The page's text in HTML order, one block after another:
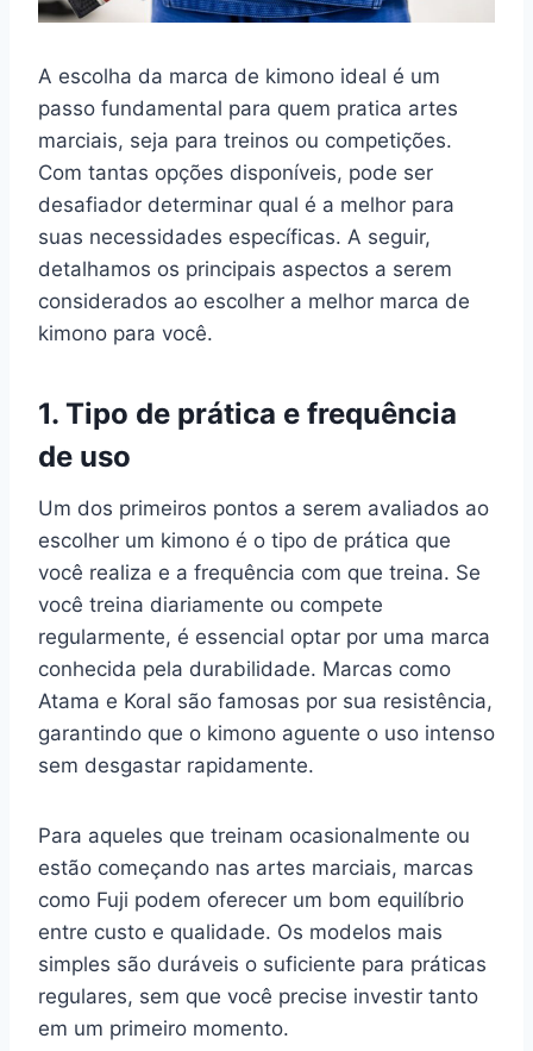
A escolha da marca de kimono ideal é um
passo fundamental para quem pratica artes
marciais, seja para treinos ou competições.
Com tantas opções disponíveis, pode ser
desafiador determinar qual é a melhor para
suas necessidades específicas. A seguir,
detalhamos os principais aspectos a serem
considerados ao escolher a melhor marca de
kimono para você.
1. Tipo de prática e frequência
de uso
Um dos primeiros pontos a serem avaliados ao
escolher um kimono é o tipo de prática que
você realiza e a frequência com que treina. Se
você treina diariamente ou compete
regularmente, é essencial optar por uma marca
conhecida pela durabilidade. Marcas como
Atama e Koral são famosas por sua resistência,
garantindo que o kimono aguente o uso intenso
sem desgastar rapidamente.
Para aqueles que treinam ocasionalmente ou
estão começando nas artes marciais, marcas
como Fuji podem oferecer um bom equilíbrio
entre custo e qualidade. Os modelos mais
simples são duráveis o suficiente para práticas
regulares, sem que você precise investir tanto
em um primeiro momento.